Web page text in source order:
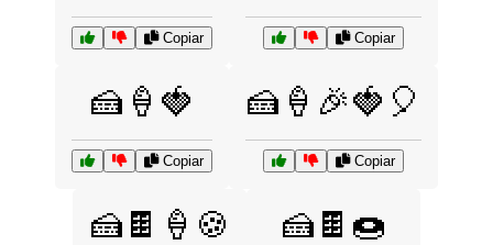
Copiar Copiar
🍰🍦🍓
Copiar
🍰🍦🎉🍓🎈
Copiar
🍰🍫🍦🍪 🍰🍫🍩